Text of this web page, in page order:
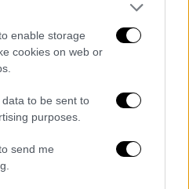
enable storage
cookies on web or
to be sent to
purposes.
send me
το κέντρο της
τις συναρπαστικές
τα οχήματα των
τον
την ποδαράτη